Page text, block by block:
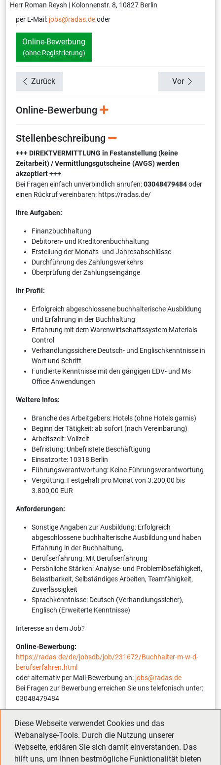
Herr Roman Reysh | Kolonnenstr. 8, 10827 Berlin
per E-Mail: jobs@radas.deoder
Online-Bewerbung
(ohne Registrierung)
Zurück Vor
Online-Bewerbung
Stellenbeschreibung
+++ DIREKTVERMITTLUNG in Festanstellung (keine
Zeitarbeit) / Vermittlungsgutscheine (AVGS) werden
akzeptiert +++
Bei Fragen einfach unverbindlich anrufen:03048479484oder
einen Rückruf vereinbaren: https://radas.de/
Ihre Aufgaben:
Finanzbuchhaltung
Debitoren- und Kreditorenbuchhaltung
Erstellung der Monats- und Jahresabschlüsse
Durchführung des Zahlungsverkehrs
Überprüfung der Zahlungseingänge
Ihr Profil:
Erfolgreich abgeschlossene buchhalterische Ausbildung
und Erfahrung in der Buchhaltung
Erfahrung mit dem Warenwirtschaftssystem Materials
Control
Verhandlungssichere Deutsch- und Englischkenntnisse in
Wort und Schrift
Fundierte Kenntnisse mit den gängigen EDV- und Ms
Office Anwendungen
Weitere Infos:
Branche des Arbeitgebers: Hotels (ohne Hotels garnis)
Beginn der Tätigkeit: ab sofort (nach Vereinbarung)
Arbeitszeit: Vollzeit
Befristung: Unbefristete Beschäftigung
Einsatzorte: 10318 Berlin
Führungsverantwortung: Keine Führungsverantwortung
Vergütung: Festgehalt pro Monat von 3.200,00 bis
3.800,00 EUR
Anforderungen:
Sonstige Angaben zur Ausbildung: Erfolgreich
abgeschlossene buchhalterische Ausbildung und haben
Erfahrung in der Buchhaltung,
Berufserfahrung: Mit Berufserfahrung
Persönliche Stärken: Analyse- und Problemlösefähigkeit,
Belastbarkeit, Selbständiges Arbeiten, Teamfähigkeit,
Zuverlässigkeit
Sprachkenntnisse: Deutsch (Verhandlungssicher),
Englisch (Erweiterte Kenntnisse)
Interesse an dem Job?
Online-Bewerbung:
https://radas.de/de/jobsdb/job/231672/Buchhalter-m-w-d-
berufserfahren.html
oder alternativ per Mail-Bewerbung an: jobs@radas.de
Bei Fragen zur Bewerbung erreichen Sie uns telefonisch unter:
03048479484
Bewerbung angeben)
Diese Webseite verwendet Cookies und das
Webanalyse-Tools. Durch die Nutzung unserer
Webseite, erklären Sie sich damit einverstanden. Das
hilft uns, um Ihnen bestmögliche Funktionalität bieten